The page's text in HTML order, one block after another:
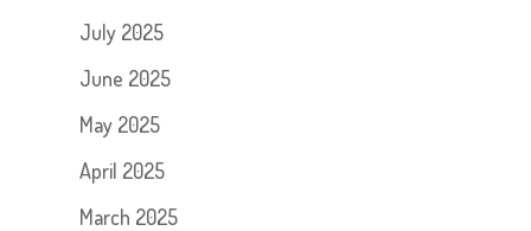
July 2025
June 2025
May 2025
April 2025
March 2025